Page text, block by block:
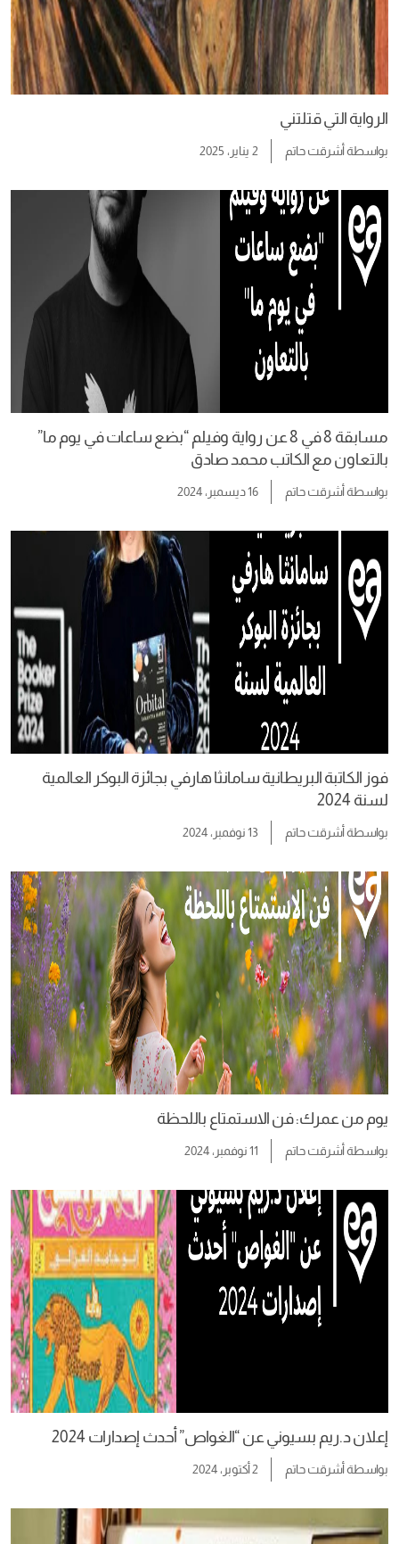
الرواية التي قتلتني
بواسطةأشرقت حاتم 2 يناير، 2025
مسابقة 8 في 8 عن رواية وفيلم “بضع ساعات في يوم ما”
بالتعاون مع الكاتب محمد صادق
بواسطةأشرقت حاتم 16 ديسمبر، 2024
فوز الكاتبة البريطانية سامانثا هارفي بجائزة البوكر العالمية
لسنة 2024
بواسطةأشرقت حاتم 13 نوفمبر، 2024
يوم من عمرك: فن الاستمتاع باللحظة
بواسطةأشرقت حاتم 11 نوفمبر، 2024
إعلان د.ريم بسيوني عن “الغواص” أحدث إصدارات 2024
بواسطةأشرقت حاتم 2 أكتوبر، 2024